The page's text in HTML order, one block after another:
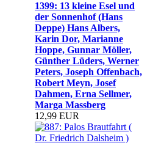
1399: 13 kleine Esel und
der Sonnenhof (Hans
Deppe) Hans Albers,
Karin Dor, Marianne
Hoppe, Gunnar Möller,
Günther Lüders, Werner
Peters, Joseph Offenbach,
Robert Meyn, Josef
Dahmen, Erna Sellmer,
Marga Massberg
12,99 EUR